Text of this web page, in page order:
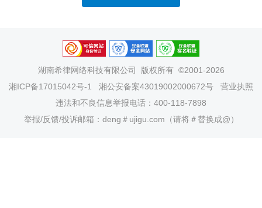
湖南希律网络科技有限公司
版权所有 ©2001-2026
湘ICP备17015042号-1
湘公安备案43019002000672号
营业执照
违法和不良信息举报电话：400-118-7898
举报/反馈/投诉邮箱：deng＃ujigu.com（请将＃替换成@）